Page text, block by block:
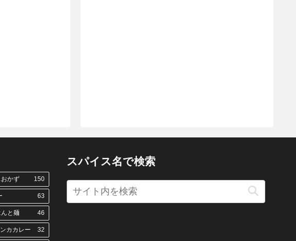
かず 150
63
と麺 46
カカレー 32
スパイス名で検索